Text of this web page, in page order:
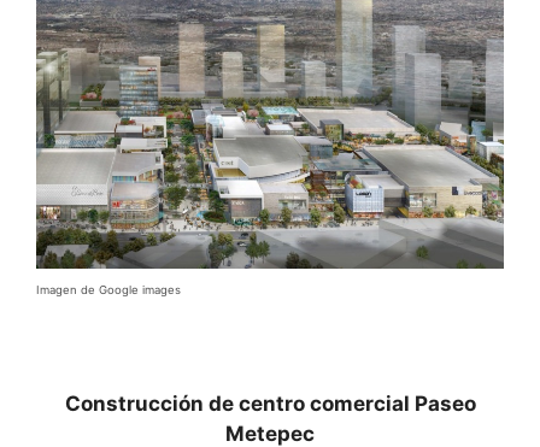
Imagen de Google images
Construcción de centro comercial Paseo
Metepec